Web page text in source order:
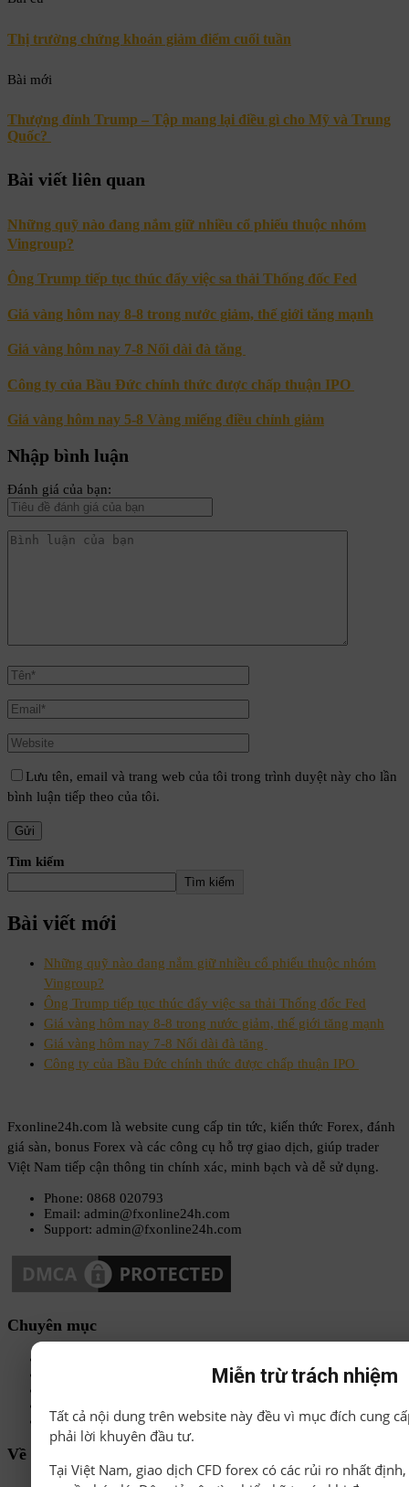
Thị trường chứng khoán giảm điểm cuối tuần
Bài mới
Thượng đỉnh Trump – Tập mang lại điều gì cho Mỹ và Trung
Quốc?
Bài viết liên quan
Những quỹ nào đang nắm giữ nhiều cổ phiếu thuộc nhóm
Vingroup?
Ông Trump tiếp tục thúc đẩy việc sa thải Thống đốc Fed
Giá vàng hôm nay 8-8 trong nước giảm, thế giới tăng mạnh
Giá vàng hôm nay 7-8 Nối dài đà tăng
Công ty của Bầu Đức chính thức được chấp thuận IPO
Giá vàng hôm nay 5-8 Vàng miếng điều chỉnh giảm
Nhập bình luận
Đánh giá của bạn:
Lưu tên, email và trang web của tôi trong trình duyệt này cho lần
bình luận tiếp theo của tôi.
Tìm kiếm
Tìm kiếm
Bài viết mới
Những quỹ nào đang nắm giữ nhiều cổ phiếu thuộc nhóm
Vingroup?
Ông Trump tiếp tục thúc đẩy việc sa thải Thống đốc Fed
Giá vàng hôm nay 8-8 trong nước giảm, thế giới tăng mạnh
Giá vàng hôm nay 7-8 Nối dài đà tăng
Công ty của Bầu Đức chính thức được chấp thuận IPO
Fxonline24h.com là website cung cấp tin tức, kiến thức Forex, đánh
giá sàn, bonus Forex và các công cụ hỗ trợ giao dịch, giúp trader
Việt Nam tiếp cận thông tin chính xác, minh bạch và dễ sử dụng.
Phone: 0868 020793
Email: admin@fxonline24h.com
Support: admin@fxonline24h.com
Chuyên mục
Kiến thức Forex A-Z
Về chúng tôi
Miễn trừ trách nhiệm
Tất cả nội dung trên website này đều vì mục đích cung
phải lời khuyên đầu tư.
Tại Việt Nam, giao dịch CFD forex có các rủi ro nhất